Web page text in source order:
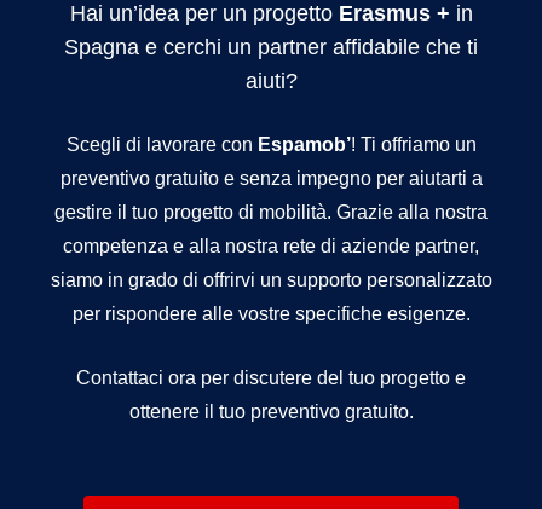
Hai un’idea per un progetto Erasmus + in
Spagna e cerchi un partner affidabile che ti
aiuti?
Scegli di lavorare con Espamob’! Ti offriamo un
preventivo gratuito e senza impegno per aiutarti a
gestire il tuo progetto di mobilità. Grazie alla nostra
competenza e alla nostra rete di aziende partner,
siamo in grado di offrirvi un supporto personalizzato
per rispondere alle vostre specifiche esigenze.
Contattaci ora per discutere del tuo progetto e
ottenere il tuo preventivo gratuito.